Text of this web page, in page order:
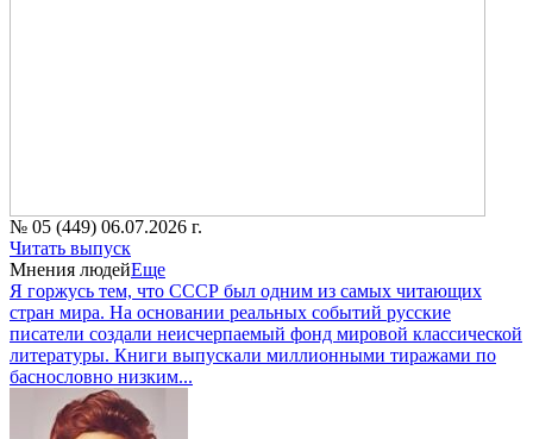
№ 05 (449) 06.07.2026 г.
Читать выпуск
Мнения людейЕще
Я горжусь тем, что СССР был одним из самых читающих
стран мира. На основании реальных событий русские
писатели создали неисчерпаемый фонд мировой классической
литературы. Книги выпускали миллионными тиражами по
баснословно низким...